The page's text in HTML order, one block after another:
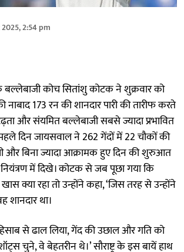
2:54 pm
बल्लेबाजी कोच सितांशु कोटक ने शुक्रवार को
173 रन की शानदार पारी की तारीफ करते
और संयमित बल्लेबाजी सबसे ज्यादा प्रभावित
दिन जायसवाल ने 262 गेंदों में 22 चौकों की
और बिना ज्यादा आक्रामक हुए दिन की शुरुआत
में दिखे। कोटक से जब पूछा गया कि
क्या रहा तो उन्होंने कहा, ‘जिस तरह से उन्होंने
शानदार था।
से ढाल लिया, गेंद की उछाल और गति को
चुने, वे बेहतरीन थे।’ सौराष्ट्र के इस बायें हाथ